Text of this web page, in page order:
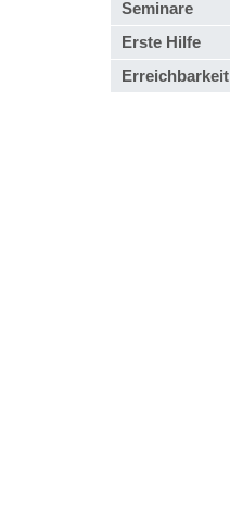
Seminare
Erste Hilfe
Erreichbarkeit